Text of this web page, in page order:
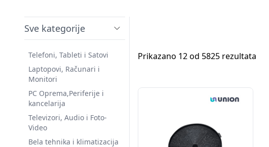
Sve kategorije
Telefoni, Tableti i Satovi
Laptopovi, Računari i
Monitori
PC Oprema,Periferije i
kancelarija
Televizori, Audio i Foto-
Video
Bela tehnika i klimatizacija
Prikazano 12 od 5825 rezultata